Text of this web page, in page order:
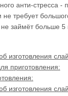
анти-стресса
требует
займёт больше 5
изготовления
приготовления:
изготовления